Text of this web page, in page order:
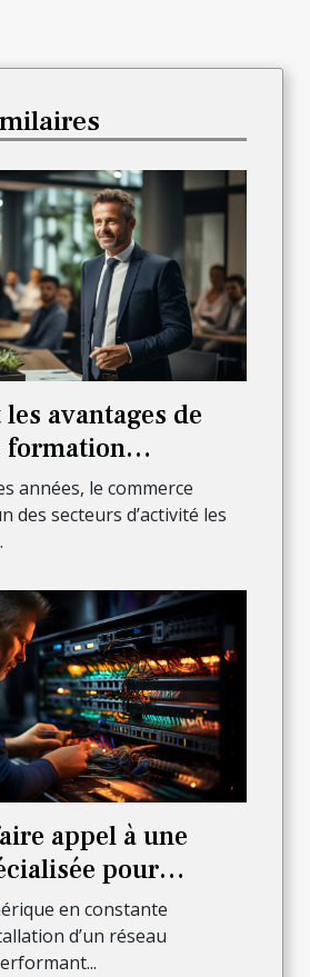
avantages de
formation
?
années, le commerce
des secteurs d’activité les
appel à une
pour
complète de votre
?
en constante
d’un réseau